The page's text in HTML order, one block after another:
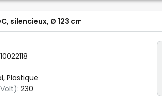
silencieux, Ø 123 cm
10022118
Plastique
230